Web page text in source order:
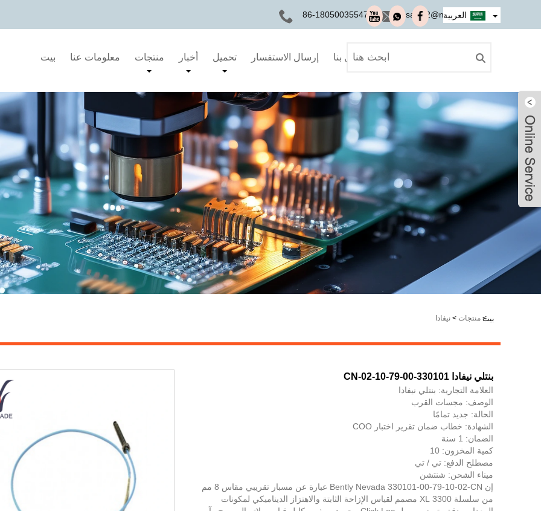
+86-18050035547 sales2@nseauto.com
العربية
بيت معلومات عنا منتجات أخبار تحميل إرسال الاستفسار اتصل بنا
بيت
> منتجات >نيفادا
بنتلي نيفادا 330101-00-79-10-02-CN
العلامة التجارية: بنتلي نيفادا
الوصف: مجسات القرب
الحالة: جديد تمامًا
الشهادة: خطاب ضمان تقرير اختبار COO
الضمان: 1 سنة
كمية المخزون: 10
مصطلح الدفع: تي / تي
ميناء الشحن: شنتشن
إن Bently Nevada 330101-00-79-10-02-CN عبارة عن مسبار تقريبي مقاس 8 مم
من سلسلة 3300 XL مصمم لقياس الإزاحة الثابتة والاهتزاز الديناميكي لمكونات
Ivy